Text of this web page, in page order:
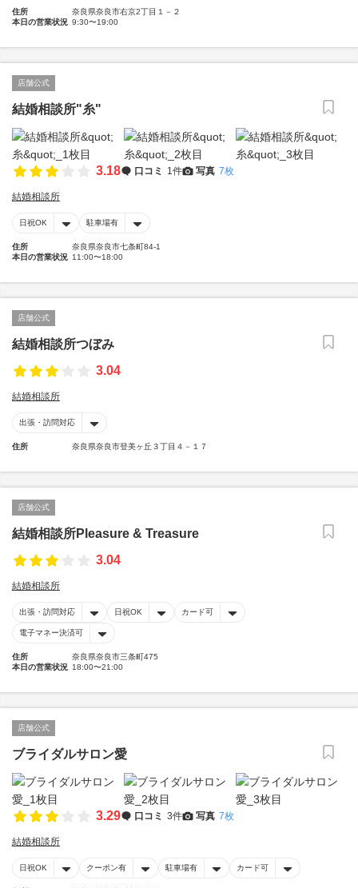
住所
奈良県奈良市右京2丁目１－２
本日の営業状況 9:30〜19:00
店舗公式
結婚相談所"糸"
3.18 口コミ 1件 写真 7枚
結婚相談所
日祝OK 駐車場有
住所
奈良県奈良市七条町84-1
本日の営業状況 11:00〜18:00
店舗公式
結婚相談所つぼみ
3.04
結婚相談所
出張・訪問対応
住所 奈良県奈良市登美ヶ丘３丁目４－１７
店舗公式
結婚相談所Pleasure & Treasure
3.04
結婚相談所
出張・訪問対応 日祝OK カード可
電子マネー決済可
住所
奈良県奈良市三条町475
本日の営業状況 18:00〜21:00
店舗公式
ブライダルサロン愛
3.29 口コミ 3件 写真 7枚
結婚相談所
日祝OK クーポン有 駐車場有 カード可